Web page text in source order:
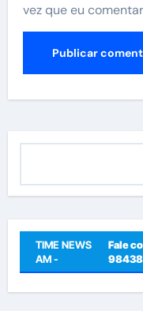
vez que eu
TIME NEWS
AM -
Fale